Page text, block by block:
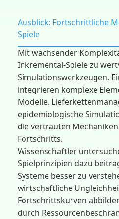
Ausblick: Fortschrittliche
Spiele
Mit wachsender
Inkremental-Spiele zu
Simulationswerkzeugen.
integrieren komplexe
Modelle,
epidemiologische
die vertrauten
Fortschritts.
Wissenschaftler
Spielprinzipien dazu
Systeme besser zu
wirtschaftliche
Fortschrittskurven
durch